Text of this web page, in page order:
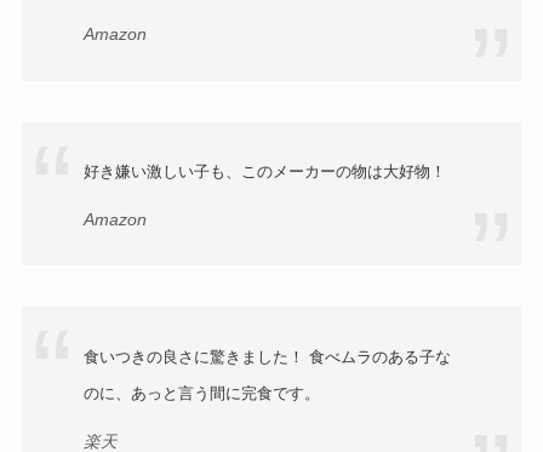
Amazon
好き嫌い激しい子も、このメーカーの物は大好物！
Amazon
食いつきの良さに驚きました！ 食べムラのある子な
のに、あっと言う間に完食です。
楽天